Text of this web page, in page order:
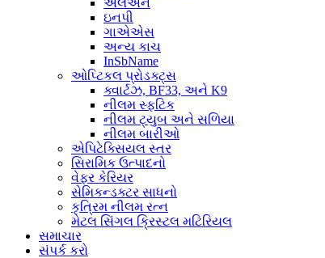
એલએન
ઇનપી
ગાએએસ
અન્ય કાચ
InSbName
ઓપ્ટિકલ પ્રોડક્ટ્સ
ક્વાર્ટઝ, BF33, અને K9
નીલમ સ્ફટિક
નીલમ ટ્યુબ અને સળિયા
નીલમ બારીઓ
એપિટેક્સિયલ સ્તર
સિરામિક ઉત્પાદનો
વેફર કેરિયર
સેમિકન્ડક્ટર સાધનો
કૃત્રિમ નીલમ રત્ન
મેટલ સિંગલ ક્રિસ્ટલ મટિરિયલ
સમાચાર
સંપર્ક કરો